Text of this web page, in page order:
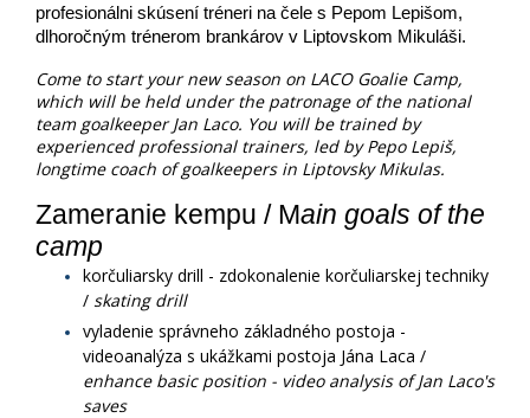
profesionálni skúsení tréneri na čele s Pepom Lepišom,
dlhoročným trénerom brankárov v Liptovskom Mikuláši.
Come to start your new season on LACO Goalie Camp,
which will be held under the patronage of the national
team goalkeeper Jan Laco. You will be trained by
experienced professional trainers, led by Pepo Lepiš,
longtime coach of goalkeepers in Liptovsky Mikulas.
Zameranie kempu / Main goals of the
camp
korčuliarsky drill - zdokonalenie korčuliarskej techniky
/ skating drill
​vyladenie správneho základného postoja -
videoanalýza s ukážkami postoja Jána Laca /
enhance basic position - video analysis of Jan Laco's
saves